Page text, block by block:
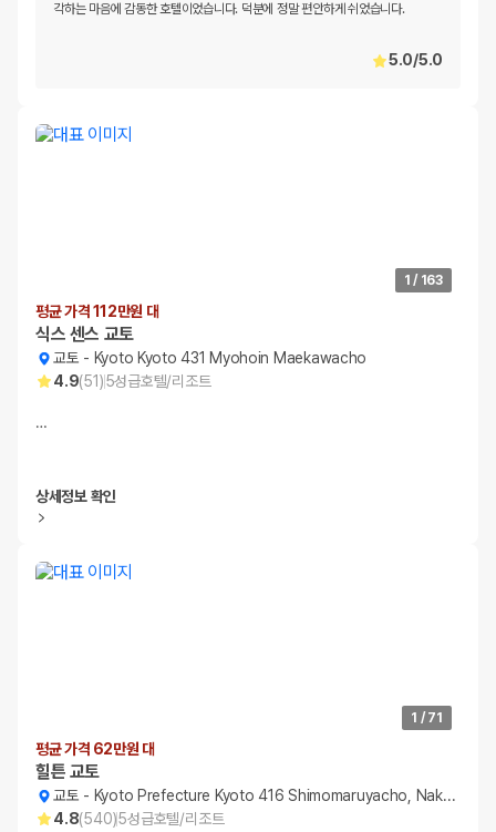
각하는 마음에 감동한 호텔이었습니다. 덕분에 정말 편안하게 쉬었습니다.
5.0/5.0
1 / 163
평균 가격 112만원 대
식스 센스 교토
교토 - Kyoto Kyoto 431 Myohoin Maekawacho
4.9(51)5성급호텔/리조트
…
상세정보 확인
1 / 71
평균 가격 62만원 대
힐튼 교토
교토 - Kyoto Prefecture Kyoto 416 Shimomaruyacho, Nakagyo-ku
4.8(540)5성급호텔/리조트